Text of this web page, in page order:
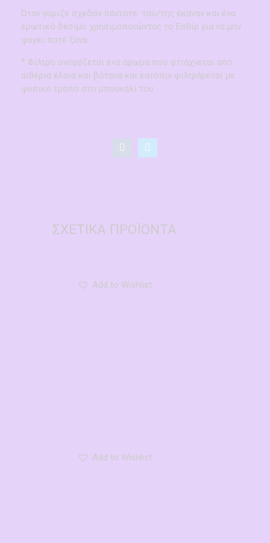
Όταν γύριζε σχεδόν πάντοτε του/της έκαναν και ένα
ερωτικό δέσιμο χρησιμοποιώντας το Εσθίρ για να μην
φύγει ποτέ ξανα
* Φίλτρο ονομάζεται ένα άρωμα που φτιάχνεται από
αιθέρια έλαια και βότανα και κατόπιν φιλτράρεται με
φυσικό τρόπο στο μπουκάλι του
ΣΧΕΤΙΚΆ ΠΡΟΪΌΝΤΑ